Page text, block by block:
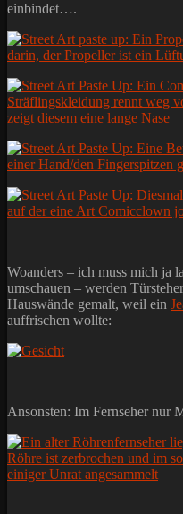
einbindet….
Woanders – ich muss mich ja
umschauen – werden
Hauswände gemalt, weil ein
auffrischen wollte:
Ansonsten: Im Fernseher nur